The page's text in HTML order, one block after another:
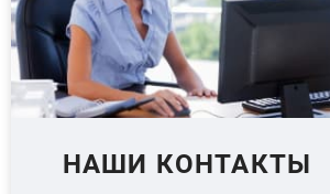
НАШИ КОНТАКТЫ